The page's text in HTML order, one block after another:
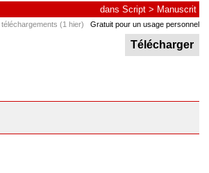
dans Script > Manuscrit
téléchargements (1 hier) Gratuit pour un usage personnel
Télécharger